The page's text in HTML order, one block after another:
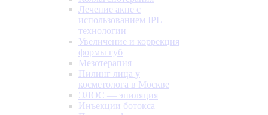
Лечение акне с
использованием IPL
технологии
Увеличение и коррекция
формы губ
Мезотерапия
Пилинг лица у
косметолога в Москве
ЭЛОС — эпиляция
Инъекции ботокса